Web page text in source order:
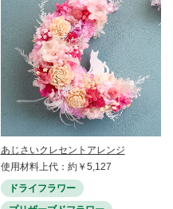
あじさいクレセントアレンジ
使用材料上代：約￥5,127
ドライフラワー